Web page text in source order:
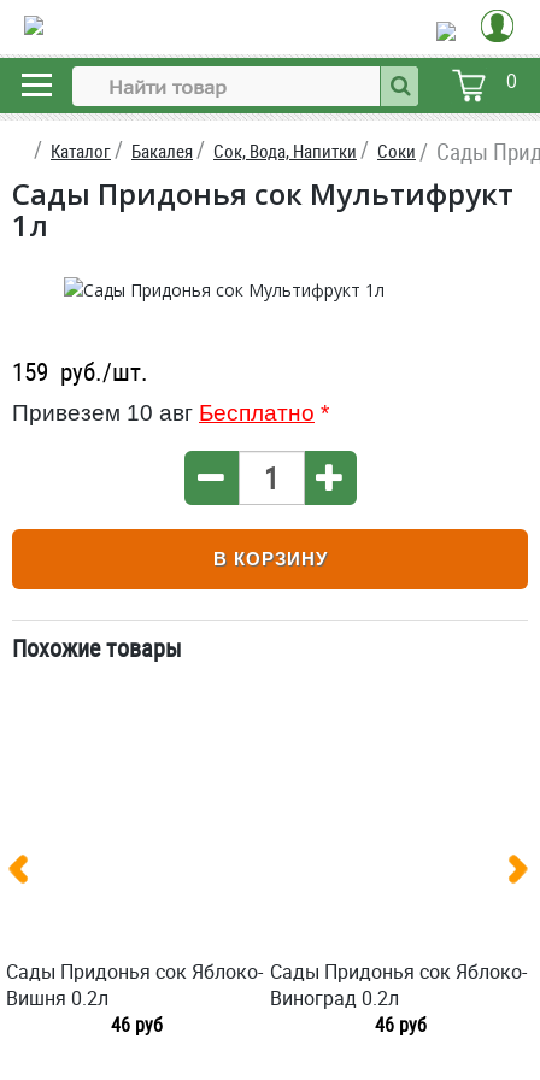
0
Каталог Бакалея Сок, Вода, Напитки Соки Сады
Сады Придонья сок Мультифрукт
1л
159 руб./шт.
Привезем 10 авг Бесплатно *
В КОРЗИНУ
Похожие товары
Сады Придонья сок Яблоко-
Вишня 0.2л
46 руб
Сады Придонья сок Яблоко-
Виноград 0.2л
46 руб